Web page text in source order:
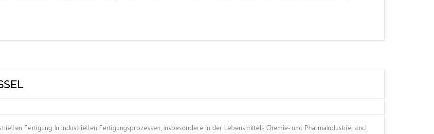
Fertigung In industriellen Fertigungsprozessen, insbesondere in der Lebensmittel-, Chemie- und Pharmaindustrie, sind